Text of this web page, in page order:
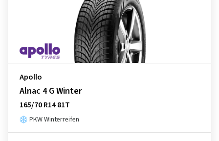
Apollo
Alnac 4 G Winter
165/70 R14 81T
PKW Winterreifen